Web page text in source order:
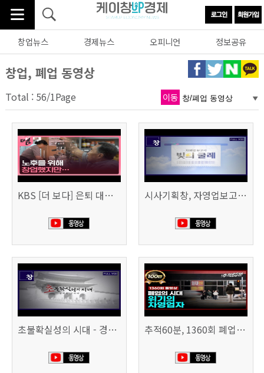
창업뉴스 경제뉴스 오피니언 정보공유
창업, 폐업 동영상
Total : 56/1Page 이동
KBS [더 보다] 은퇴 대신 폐업 시사기획창, 자영업보고서 빚의 굴레 507회 (KBS 25.6.10)
초불확실성의 시대 - 경제를 구하라 494회 (KBS 25.2.11) 추적60분, 1360회 폐업의 시대, 위기의 자영업자